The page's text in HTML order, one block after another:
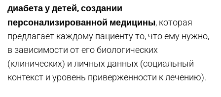
диабета у детей, создании
персонализированной медицины, которая
предлагает каждому пациенту то, что ему нужно,
в зависимости от его биологических
(клинических) и личных данных (социальный
контекст и уровень приверженности к лечению).